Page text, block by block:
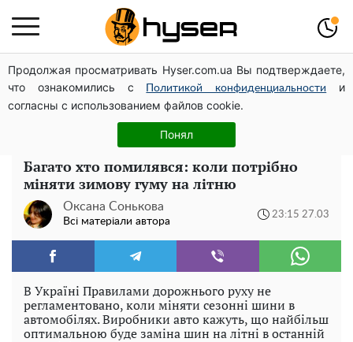
Продолжая просматривать Hyser.com.ua Вы подтверждаете,
что ознакомились с
Политикой конфиденциальности
и
согласны с использованием файлов cookie.
Понял
Повністю гола Анна Трінчер блиснула "принадами":
таких розмірів ви ще не бачили
Швидка смакота на кожен день: рецепт маринованої
закуски з баклажанів з овочами
Багато хто помилявся: коли потрібно
міняти зимову гуму на літню
Оксана Сонькова
Всі матеріали автора
23:15 27.03
В Україні Правилами дорожнього руху не
регламентовано, коли міняти сезонні шини в
автомобілях. Виробники авто кажуть, що найбільш
оптимальною буде заміна шин на літні в останній